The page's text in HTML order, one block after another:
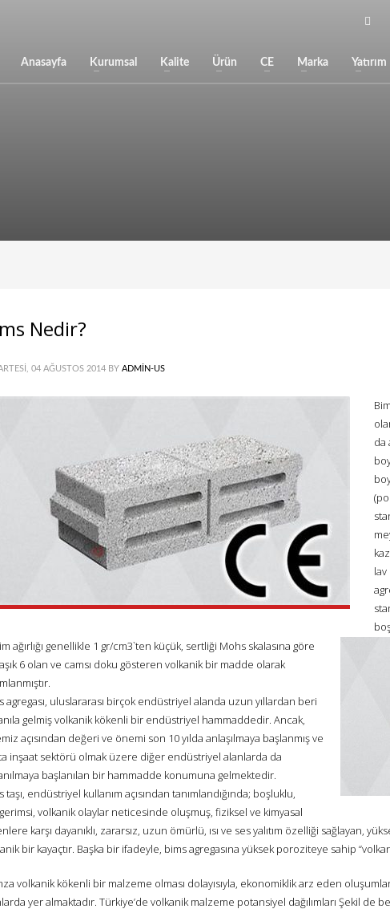
Anasayfa Kurumsal Kalite Ürün CE Marka Yatırım
Nedir?
04 AĞUSTOS 2014 BY ADMIN-US
da
lav
ağırlığı genellikle 1 gr/cm3`ten küçük, sertliği Mohs skalasına göre
6 olan ve camsı doku gösteren volkanik bir madde olarak
agregası, uluslararası birçok endüstriyel alanda uzun yıllardan beri
gelmiş volkanik kökenli bir endüstriyel hammaddedir. Ancak,
açısından değeri ve önemi son 10 yılda anlaşılmaya başlanmış ve
inşaat sektörü olmak üzere diğer endüstriyel alanlarda da
başlanılan bir hammadde konumuna gelmektedir.
taşı, endüstriyel kullanım açısından tanımlandığında; boşluklu,
volkanik olaylar neticesinde oluşmuş, fiziksel ve kimyasal
karşı dayanıklı, zararsız, uzun ömürlü, ısı ve ses yalıtım özelliği sağlayan,
bir kayaçtır. Başka bir ifadeyle, bims agregasına yüksek poroziteye sahip
volkanik kökenli bir malzeme olması dolayısıyla, ekonomiklik arz eden
yer almaktadır. Türkiye’de volkanik malzeme potansiyel dağılımları Şekil de